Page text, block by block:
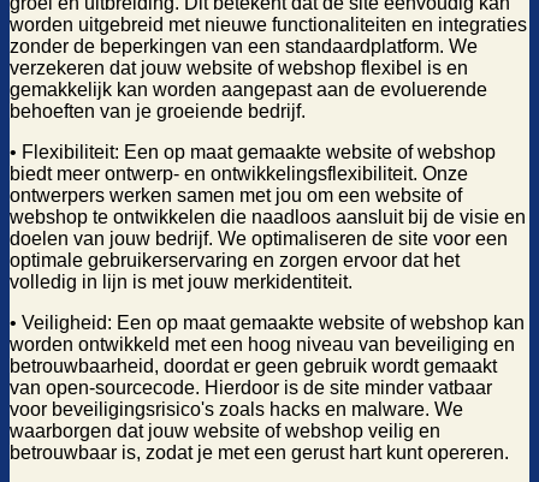
worden uitgebreid met nieuwe functionaliteiten en integraties
zonder de beperkingen van een standaardplatform. We
verzekeren dat jouw website of webshop flexibel is en
gemakkelijk kan worden aangepast aan de evoluerende
behoeften van je groeiende bedrijf.
• Flexibiliteit: Een op maat gemaakte website of webshop
biedt meer ontwerp- en ontwikkelingsflexibiliteit. Onze
ontwerpers werken samen met jou om een website of
webshop te ontwikkelen die naadloos aansluit bij de visie en
doelen van jouw bedrijf. We optimaliseren de site voor een
optimale gebruikerservaring en zorgen ervoor dat het
volledig in lijn is met jouw merkidentiteit.
• Veiligheid: Een op maat gemaakte website of webshop kan
worden ontwikkeld met een hoog niveau van beveiliging en
betrouwbaarheid, doordat er geen gebruik wordt gemaakt
van open-sourcecode. Hierdoor is de site minder vatbaar
voor beveiligingsrisico's zoals hacks en malware. We
waarborgen dat jouw website of webshop veilig en
betrouwbaar is, zodat je met een gerust hart kunt opereren.